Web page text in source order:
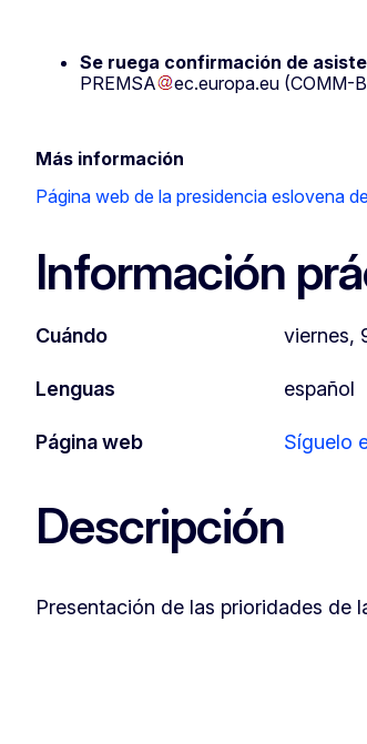
Se ruega confirmación de
PREMSA
ec.europa.eu (COMM-
Más información
Página web de la presidencia eslovena
Información
Cuándo viernes,
Lenguas español
Página web Síguelo
Descripción
Presentación de las prioridades de